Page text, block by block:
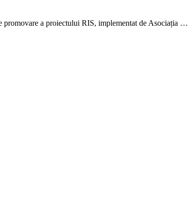
promovare a proiectului RIS, implementat de Asociația …